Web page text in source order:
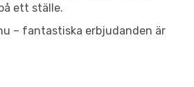
ett ställe.
– fantastiska erbjudanden är